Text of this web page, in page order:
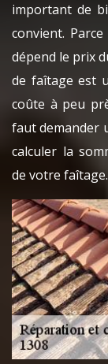
important de
convient.
dépend le prix
de faîtage est
coûte à peu
faut demander
calculer la
de votre faîtage.